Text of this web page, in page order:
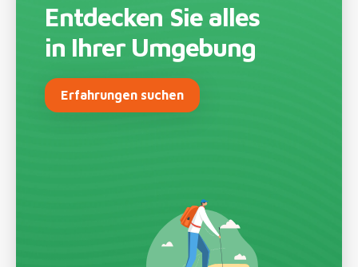
Entdecken Sie alles
in Ihrer Umgebung
Erfahrungen suchen